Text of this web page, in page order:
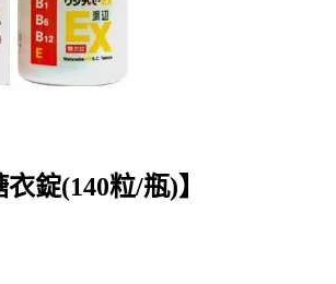
衣錠(140粒/瓶)】